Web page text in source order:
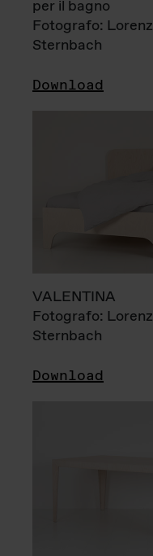
per il bagno
Fotografo: Lorenz
Sternbach
Download
VALENTINA
Fotografo: Lorenz
Sternbach
Download